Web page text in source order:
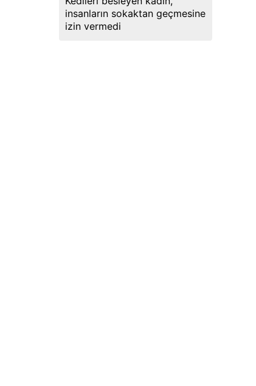
insanların sokaktan geçmesine
izin vermedi